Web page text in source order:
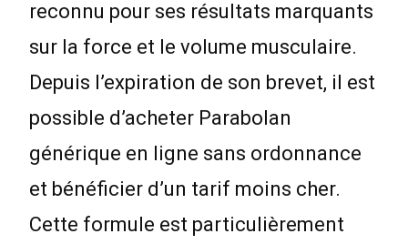
reconnu pour ses résultats marquants
sur la force et le volume musculaire.
Depuis l’expiration de son brevet, il est
possible d’acheter Parabolan
générique en ligne sans ordonnance
et bénéficier d’un tarif moins cher.
Cette formule est particulièrement